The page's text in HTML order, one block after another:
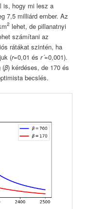
is, hogy mi lesz a
7,5 milliárd ember. Az
2 lehet, de pillanatnyi
számítani az
rátákat szintén, ha
(r=0,01 ésr´=0,001).
(β) kérdéses, de 170 és
becslés.